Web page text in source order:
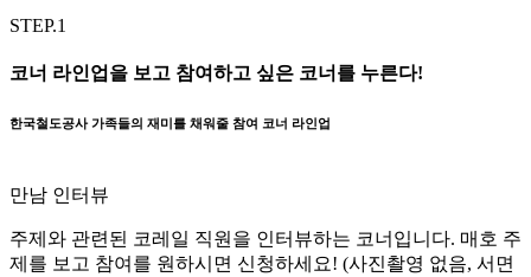
STEP.1
코너 라인업을 보고 참여하고 싶은 코너를 누른다!
한국철도공사 가족들의 재미를 채워줄 참여 코너 라인업
만남 인터뷰
주제와 관련된 코레일 직원을 인터뷰하는 코너입니다. 매호 주
제를 보고 참여를 원하시면 신청하세요! (사진촬영 없음, 서면